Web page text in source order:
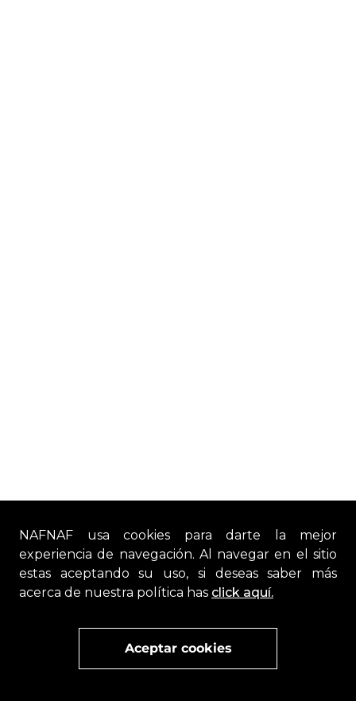
NAFNAF usa cookies para darte la mejor
experiencia de navegación. Al navegar en el sitio
estas aceptando su uso, si deseas saber más
acerca de nuestra política has click aquí.
Aceptar cookies